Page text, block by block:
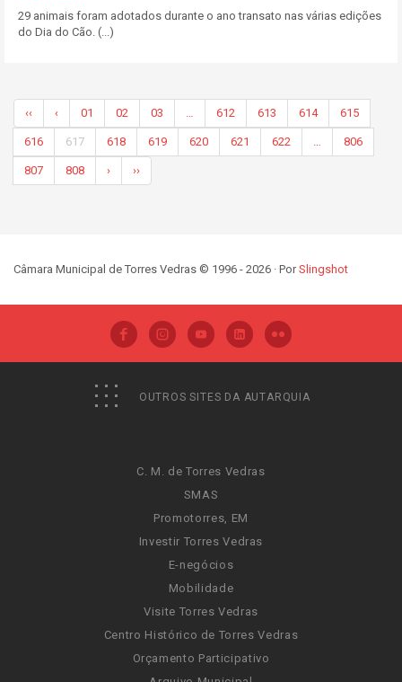
29 animais foram adotados durante o ano transato nas várias edições
do Dia do Cão. (...)
‹‹ ‹ 01 02 03 … 612 613 614 615
616 617 618 619 620 621 622 … 806
807 808 › ››
Câmara Municipal de Torres Vedras © 1996 - 2026 · PorSlingshot
OUTROS SITES DA AUTARQUIA
C. M. de Torres Vedras
SMAS
Promotorres, EM
Investir Torres Vedras
E-negócios
Mobilidade
Visite Torres Vedras
Centro Histórico de Torres Vedras
Orçamento Participativo